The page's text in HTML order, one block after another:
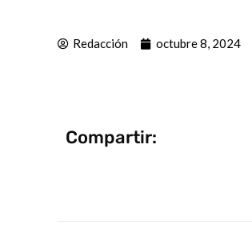
Redacción octubre 8, 2024
Compartir: